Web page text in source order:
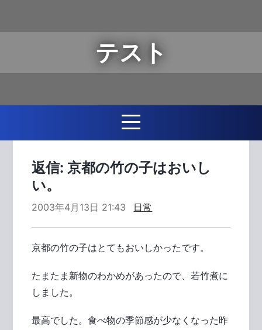
テスト
返信: 京都の竹の子はおいし
い。
2003年4月13日 21:43 日常
京都の竹の子はとてもおいしかったです。
たまたま新物のわかめがあったので、若竹煮に
しました。
最高でした。食べ物の季節感が少なくなった昨